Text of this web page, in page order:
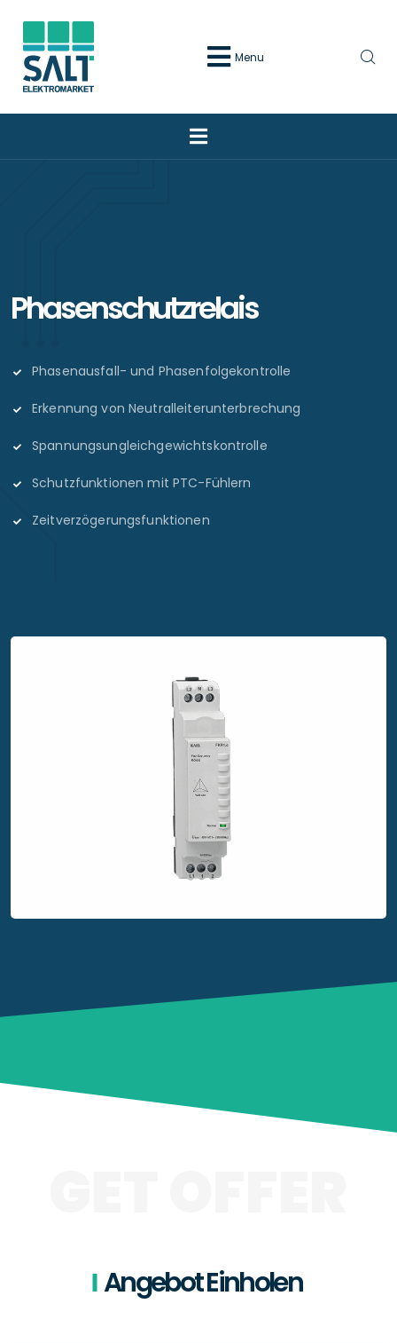
Menu
Phasenschutzrelais
Phasenausfall- und Phasenfolgekontrolle
Erkennung von Neutralleiterunterbrechung
Spannungsungleichgewichtskontrolle
Schutzfunktionen mit PTC-Fühlern
Zeitverzögerungsfunktionen
Angebot Einholen